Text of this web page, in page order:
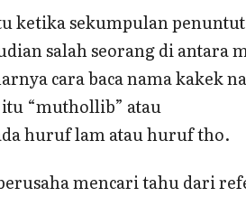
ketika sekumpulan
salah seorang di antara
cara baca nama kakek
“muthollib” atau
huruf lam atau huruf tho.
mencari tahu dari